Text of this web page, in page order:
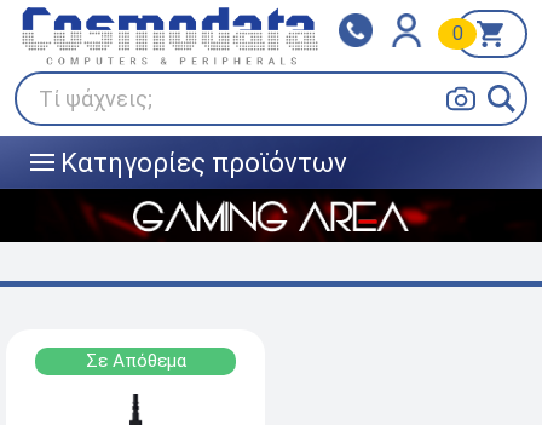
Τί ψάχνεις;
0
||| Κατηγορίες προϊόντων
Klarna
Πληρώστε σε 3
άτοκες δόσεις
BOX NOW
Σε Απόθεμα